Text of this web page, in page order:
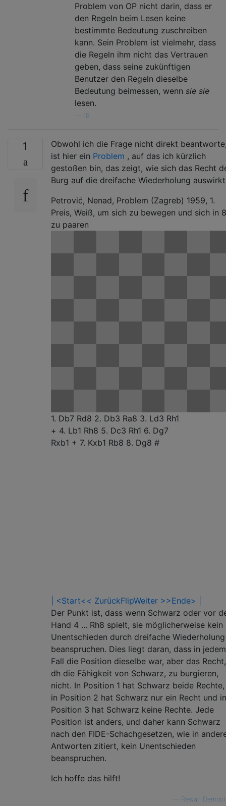
Problem von OP nicht darin, dass er
den Regeln beim Lesen keine
bestimmte Bedeutung zuschreiben
kann. Sein Problem ist vielmehr, dass
die Regeln ihm nicht das Vertrauen
geben, dass seine zukünftigen
Benutzer den Regeln dieselbe
Bedeutung beimessen, wenn sie sie
lesen.
18.
1
Obwohl ich die Frage nicht direkt
ist hier ein Problem , auf das ich kürzlich
gestoßen bin, das zeigt, wie sich das Recht
Burg auf die dreifache Wiederholung
Petrović, Nenad, Problem (Zagreb) 1959, 1.
Preis, Weiß, um sich zu bewegen und sich in 8
zu paaren
1. Db7 Rd8 2. Db3 Ra8 3. Ld3 Rh1
+ 4. Lb1 Rh8 5. Dc3 Rh1 6. Dg7
Rxb1 + 7. Kxb1 Rb8 8. Dg8 #
| <Start<< ZurückFlipWeiter >>Ende> |
Der Punkt ist, dass wenn Schwarz oder vor
Hand 4 ... Rh8 spielt, sie möglicherweise kein
Unentschieden durch dreifache Wiederholung
beanspruchen. Dies liegt daran, dass in jedem
Fall die Position dieselbe war, aber das Recht,
dh die Fähigkeit von Schwarz, zu burgieren,
nicht. In Position 1 hat Schwarz beide Rechte,
in Position 2 hat Schwarz nur ein Recht und in
Position 3 hat Schwarz keine Rechte. Jede
Position ist anders, und daher kann Schwarz
nach den FIDE-Schachgesetzen, wie in
Antworten zitiert, kein Unentschieden
beanspruchen.
Ich hoffe das hilft!
Rewan